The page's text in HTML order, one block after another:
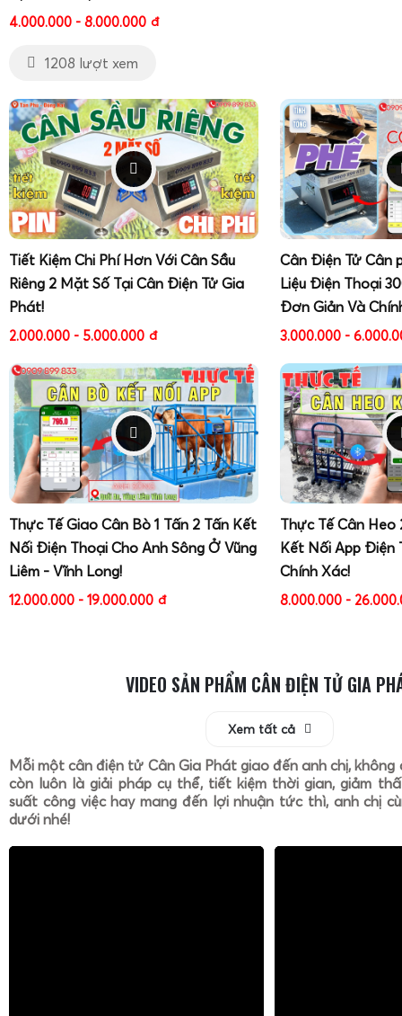
4.000.000 - 8.000.000 đ
1208 lượt xem
Tiết Kiệm Chi Phí Hơn Với Cân Sầu
Riêng 2 Mặt Số Tại Cân Điện Tử Gia
Phát!
2.000.000 - 5.000.000 đ
Cân Điện Tử Cân
Liệu Điện Thoại
Đơn Giản Và
3.000.000 -
Thực Tế Giao Cân Bò 1 Tấn 2 Tấn Kết
Nối Điện Thoại Cho Anh Sông Ở Vũng
Liêm - Vĩnh Long!
12.000.000 - 19.000.000 đ
Thực Tế Cân
Kết Nối App Điện
Chính Xác!
8.000.000 -
VIDEO SẢN PHẨM CÂN ĐIỆN TỬ GIA
Xem tất cả
Mỗi một cân điện tử Cân Gia Phát giao đến anh chị, không
còn luôn là giải pháp cụ thể, tiết kiệm thời gian, giảm
suất công việc hay mang đến lợi nhuận tức thì, anh chị
dưới nhé!